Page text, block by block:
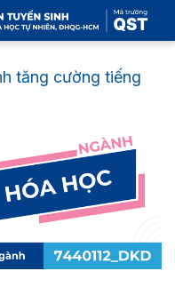
tăng cường tiếng